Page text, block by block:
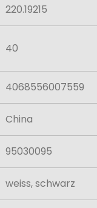
220.19215
40
4068556007559
China
95030095
weiss, schwarz